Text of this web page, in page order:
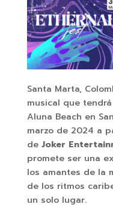
Santa Marta,
musical que
Aluna Beach en
marzo de 2024 a
de Joker
promete ser una
los amantes de la
de los ritmos
un solo lugar.